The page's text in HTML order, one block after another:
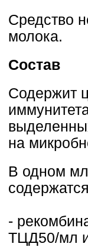
Средство
молока.
Состав
Содержит
на
В одном
-
ТЦД50/мл